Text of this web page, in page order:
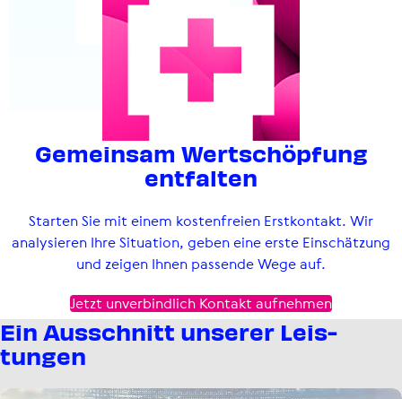
Gemeinsam Wert­schöp­fung
entfalten
Starten Sie mit einem kostenfreien Erstkontakt. Wir
analysieren Ihre Situation, geben eine erste Einschätzung
und zeigen Ihnen passende Wege auf.
Jetzt unverbindlich Kontakt aufnehmen
Ein Ausschnitt unserer Leis­
tungen